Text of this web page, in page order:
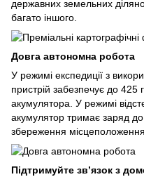
державних земельних
багато іншого.
Довга автономна робота
У режимі експедиції з
пристрій забезпечує до 425
акумулятора. У режимі
акумулятор тримає заряд
збереження
Підтримуйте зв’язок з